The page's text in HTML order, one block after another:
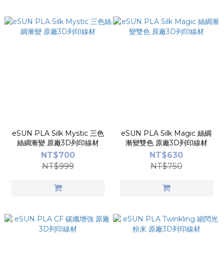
eSUN PLA Silk Mystic 三色
絲綢漸變 原廠3D列印線材
NT$700
NT$999
eSUN PLA Silk Magic 絲綢
漸變雙色 原廠3D列印線材
NT$630
NT$750